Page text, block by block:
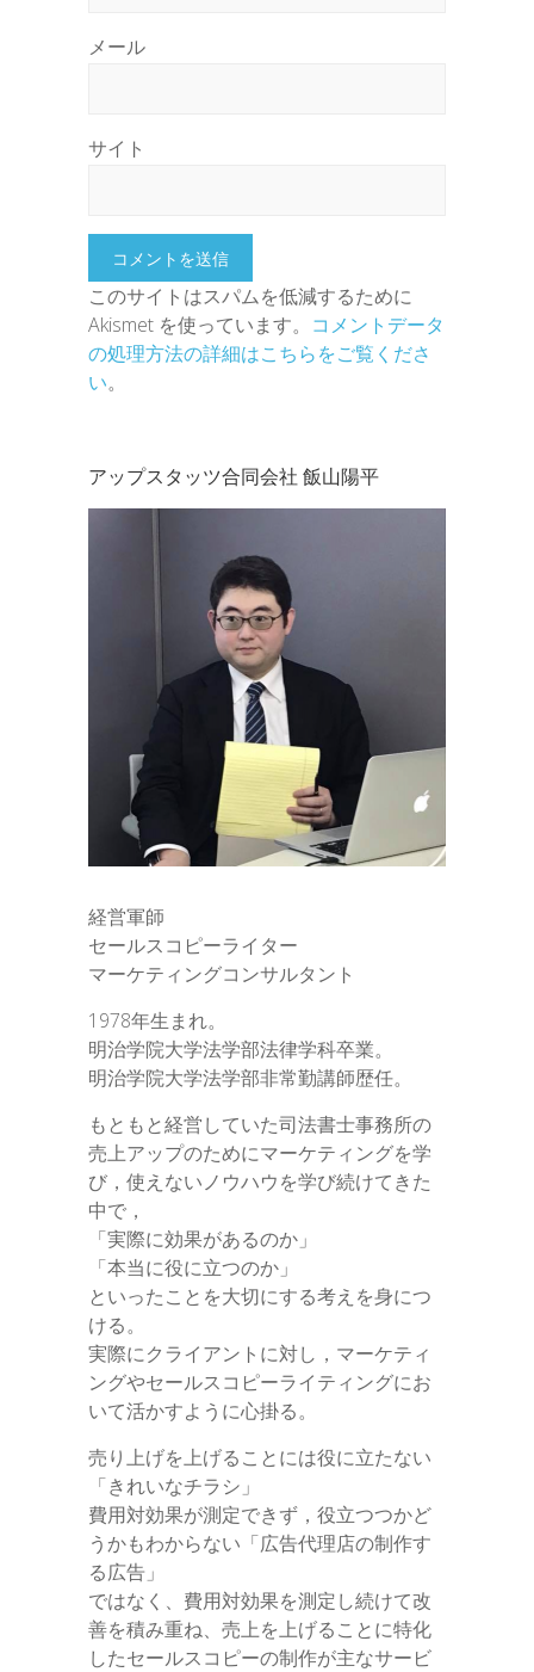
メール
サイト
このサイトはスパムを低減するために
Akismet を使っています。 コメントデータ
の処理方法の詳細はこちらをご覧くださ
い。
アップスタッツ合同会社 飯山陽平
経営軍師
セールスコピーライター
マーケティングコンサルタント
1978年生まれ。
明治学院大学法学部法律学科卒業。
明治学院大学法学部非常勤講師歴任。
もともと経営していた司法書士事務所の
売上アップのためにマーケティングを学
び，使えないノウハウを学び続けてきた
中で，
「実際に効果があるのか」
「本当に役に立つのか」
といったことを大切にする考えを身につ
ける。
実際にクライアントに対し，マーケティ
ングやセールスコピーライティングにお
いて活かすように心掛る。
売り上げを上げることには役に立たない
「きれいなチラシ」
費用対効果が測定できず，役立つつかど
うかもわからない「広告代理店の制作す
る広告」
ではなく、費用対効果を測定し続けて改
善を積み重ね、売上を上げることに特化
したセールスコピーの制作が主なサービ